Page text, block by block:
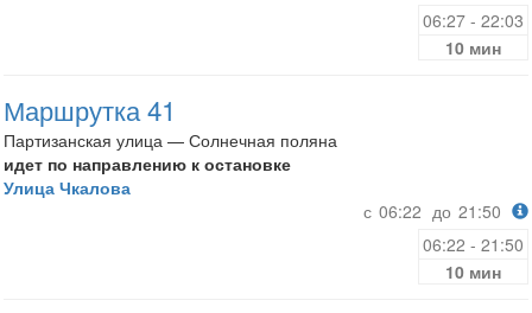
06:27 - 22:03
10 мин
Маршрутка 41
Партизанская улица — Солнечная поляна
идет по направлению к остановке
Улица Чкалова
с 06:22 до 21:50
06:22 - 21:50
10 мин